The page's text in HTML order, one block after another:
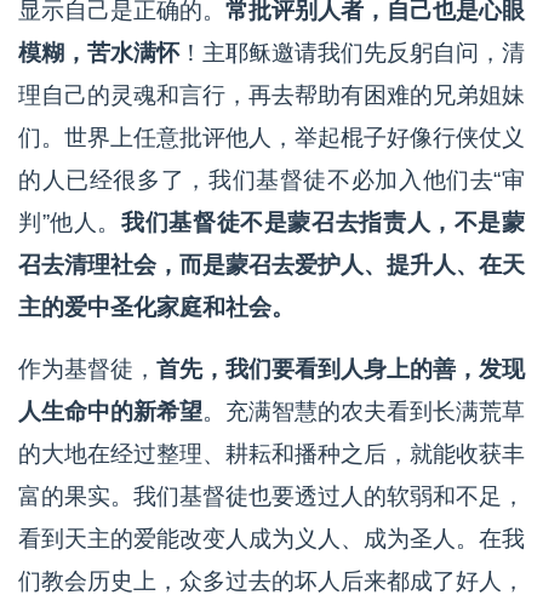
显示自己是正确的。 常批评别人者，自己也是心眼
模糊，苦水满怀！主耶稣邀请我们先反躬自问，清
理自己的灵魂和言行，再去帮助有困难的兄弟姐妹
们。世界上任意批评他人，举起棍子好像行侠仗义
的人已经很多了，我们基督徒不必加入他们去“审
判”他人。我们基督徒不是蒙召去指责人，不是蒙
召去清理社会，而是蒙召去爱护人、提升人、在天
主的爱中圣化家庭和社会。
作为基督徒， 首先，我们要看到人身上的善，发现
人生命中的新希望。充满智慧的农夫看到长满荒草
的大地在经过整理、耕耘和播种之后，就能收获丰
富的果实。我们基督徒也要透过人的软弱和不足，
看到天主的爱能改变人成为义人、成为圣人。在我
们教会历史上，众多过去的坏人后来都成了好人，